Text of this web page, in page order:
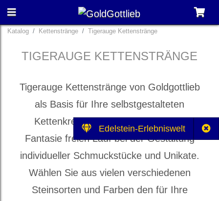
Edelstein-Erlebniswelt
Katalog Kettenstränge Tigerauge Kettenstränge
TIGERAUGE KETTENSTRÄNGE
Tigerauge Kettenstränge von Goldgottlieb
als Basis für Ihre selbstgestalteten
Kettenkreationen. Lassen Sie Ihrer
Fantasie freien Lauf bei der Gestaltung
individueller Schmuckstücke und Unikate.
Wählen Sie aus vielen verschiedenen
Steinsorten und Farben den für Ihre